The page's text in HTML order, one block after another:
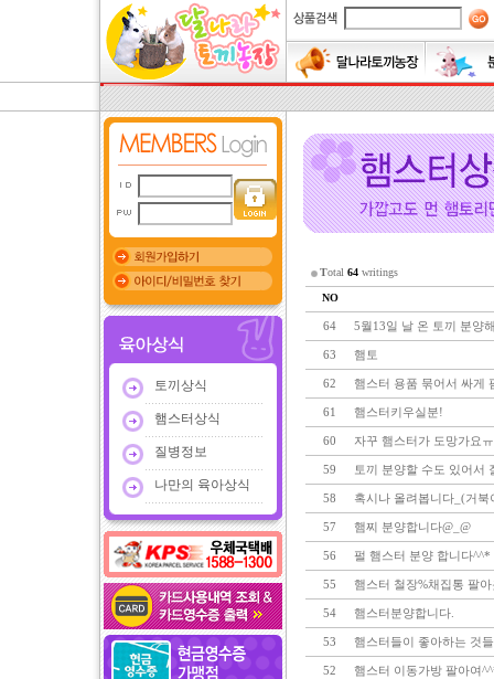
토끼상식
햄스터상식
질병정보
나만의 육아상식
Total 64 writings
NO
64 5월13일 날 온 토끼 분양
63 햄토
62 햄스터 용품 묶어서 싸게
61 햄스터키우실분!
60 자꾸 햄스터가 도망가요
59 토끼 분양할 수도 있어서
58 혹시나 올려봅니다_(거북
57 햄찌 분양합니다@_@
56 펄 햄스터 분양 합니다^^*
55 햄스터 철장%채집통 팔
54 햄스터분양합니다.
53 햄스터들이 좋아하는 것
52 햄스터 이동가방 팔아여